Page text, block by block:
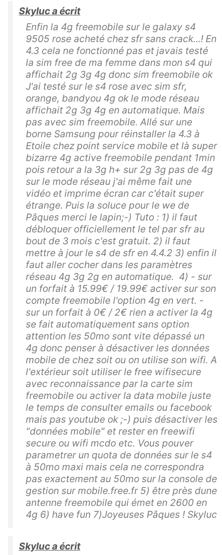
Skyluc a écrit
Enfin la 4g freemobile sur le galaxy s4
9505 rose acheté chez sfr sans crack...! En
4.3 cela ne fonctionné pas et javais testé
la sim free de ma femme dans mon s4 qui
affichait 2g 3g 4g donc sim freemobile ok
J'ai testé sur le s4 rose avec sim sfr,
orange, bandyou 4g ok le mode réseau
affichait 2g 3g 4g en automatique. Mais
pas avec sim freemobile. Allé sur une
borne Samsung pour réinstaller la 4.3 à
Etoile chez point service mobile et là super
bizarre 4g active freemobile pendant 1min
pois retour a la 3g h+ sur 2g 3g pas de 4g
sur le mode réseau j'ai même fait une
vidéo et imprime écran car c'était super
étrange. Puis la soluce pour le we de
Pâques merci le lapin;-) Tuto : 1) il faut
débloquer officiellement le tel par sfr au
bout de 3 mois c'est gratuit. 2) il faut
mettre à jour le s4 de sfr en 4.4.2 3) enfin il
faut aller cocher dans les paramètres
réseau 4g 3g 2g en automatique. 4) - sur
un forfait à 15.99€ / 19.99€ activer sur son
compte freemobile l'option 4g en vert. -
sur un forfait à 0€ / 2€ rien a activer la 4g
se fait automatiquement sans option
attention les 50mo sont vite dépassé un
4g donc penser à désactiver les données
mobile de chez soit ou on utilise son wifi. A
l'extérieur soit utiliser le free wifisecure
avec reconnaissance par la carte sim
freemobile ou activer la data mobile juste
le temps de consulter emails ou facebook
mais pas youtube ok ;-) puis désactiver les
"données mobile" et rester en freewifi
secure ou wifi mcdo etc. Vous pouver
parametrer un quota de données sur le s4
à 50mo maxi mais cela ne correspondra
pas exactement au 50mo sur la console de
gestion sur mobile.free.fr 5) être près dune
antenne freemobile qui émet en 2600 en
4g 6) have fun 7)Joyeuses Pâques ! Skyluc
Skyluc a écrit